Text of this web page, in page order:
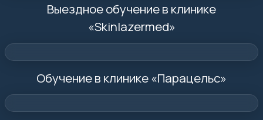
Выездное обучение в клинике
«Skinlazermed»
Обучение в клинике «Парацельс»